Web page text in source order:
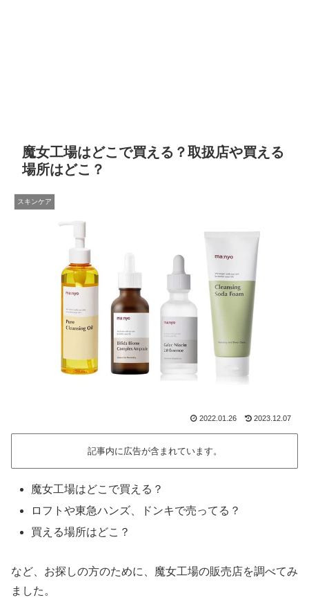
魔女工場はどこで買える？取扱店や買える
場所はどこ？
スキンケア
2022.01.26 2023.12.07
記事内に広告が含まれています。
魔女工場はどこで買える？
ロフトや東急ハンズ、ドンキで売ってる？
買える場所はどこ？
など、お探しの方のために、魔女工場の販売店を調べてみ
ました。